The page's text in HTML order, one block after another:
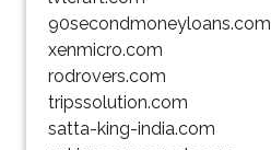
90secondmoneyloans.com
xenmicro.com
rodrovers.com
tripssolution.com
satta-king-india.com